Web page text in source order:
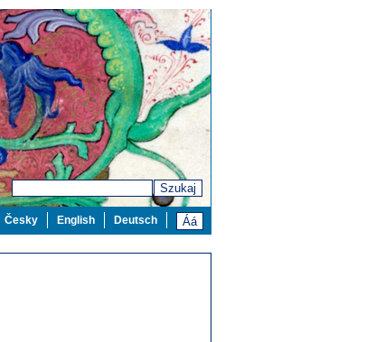
Szukaj
Deutsch
English
Česky